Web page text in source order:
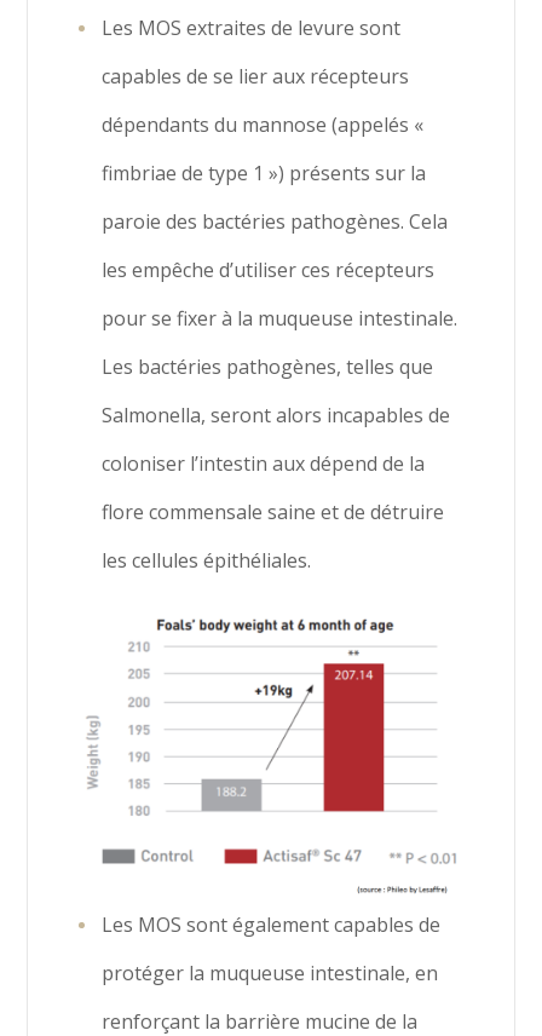
Les MOS extraites de levure sont
capables de se lier aux récepteurs
dépendants du mannose (appelés «
fimbriae de type 1 ») présents sur la
paroie des bactéries pathogènes. Cela
les empêche d’utiliser ces récepteurs
pour se fixer à la muqueuse intestinale.
Les bactéries pathogènes, telles que
Salmonella, seront alors incapables de
coloniser l’intestin aux dépend de la
flore commensale saine et de détruire
les cellules épithéliales.
Les MOS sont également capables de
protéger la muqueuse intestinale, en
renforçant la barrière mucine de la